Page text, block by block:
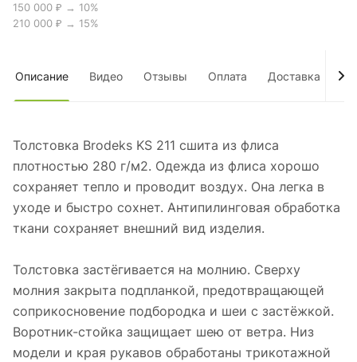
150 000 ₽ → 10%
210 000 ₽ → 15%
Описание Видео Отзывы Оплата Доставка
Толстовка Brodeks KS 211 сшита из флиса
плотностью 280 г/м2. Одежда из флиса хорошо
сохраняет тепло и проводит воздух. Она легка в
уходе и быстро сохнет. Антипилинговая обработка
ткани сохраняет внешний вид изделия.
Толстовка застёгивается на молнию. Сверху
молния закрыта подпланкой, предотвращающей
соприкосновение подбородка и шеи с застёжкой.
Воротник-стойка защищает шею от ветра. Низ
модели и края рукавов обработаны трикотажной